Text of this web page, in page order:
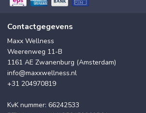
Contactgegevens
Maxx Wellness
Weerenweg 11-B
1161 AE Zwanenburg (Amsterdam)
info@maxxwellness.nl
+31 204970819
KvK nummer: 66242533